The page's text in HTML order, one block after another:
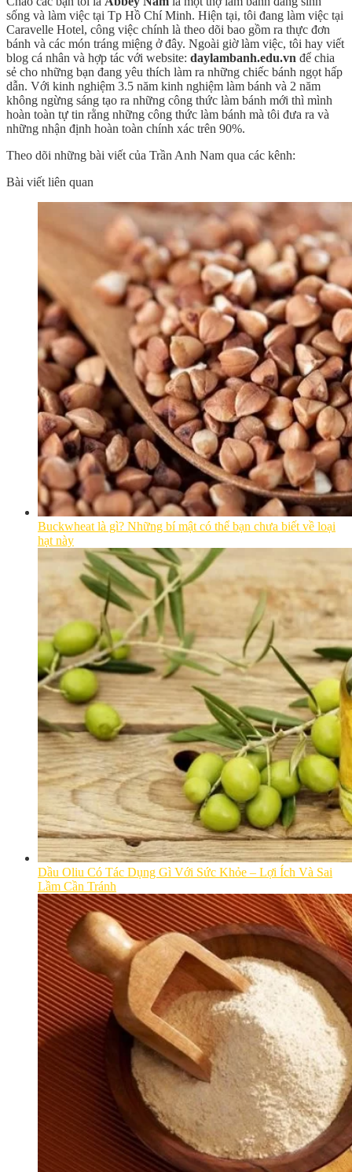
sống và làm việc tại Tp Hồ Chí Minh. Hiện tại, tôi đang làm việc tại
Caravelle Hotel, công việc chính là theo dõi bao gồm ra thực đơn
bánh và các món tráng miệng ở đây. Ngoài giờ làm việc, tôi hay viết
blog cá nhân và hợp tác với website: daylambanh.edu.vn để chia
sẻ cho những bạn đang yêu thích làm ra những chiếc bánh ngọt hấp
dẫn. Với kinh nghiệm 3.5 năm kinh nghiệm làm bánh và 2 năm
không ngừng sáng tạo ra những công thức làm bánh mới thì mình
hoàn toàn tự tin rằng những công thức làm bánh mà tôi đưa ra và
những nhận định hoàn toàn chính xác trên 90%.
Theo dõi những bài viết của Trần Anh Nam qua các kênh:
Bài viết liên quan
Buckwheat là gì? Những bí mật có thể bạn chưa biết về loại
hạt này
Dầu Oliu Có Tác Dụng Gì Với Sức Khỏe – Lợi Ích Và Sai
Lầm Cần Tránh